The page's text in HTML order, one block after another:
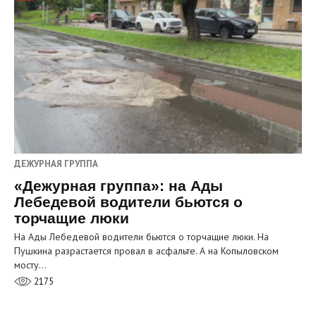
ДЕЖУРНАЯ ГРУППА
«Дежурная группа»: на Ады
Лебедевой водители бьются о
торчащие люки
На Ады Лебедевой водители бьются о торчащие люки. На
Пушкина разрастается провал в асфальте. А на Копыловском
мосту…
2175